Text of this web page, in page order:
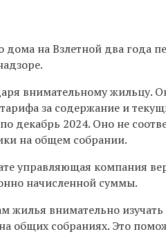
на Взлетной два года
внимательному жильцу.
за содержание и
декабрь 2024. Оно не
на общем собрании.
управляющая компания
начисленной суммы.
жилья внимательно
общих собраниях. Это